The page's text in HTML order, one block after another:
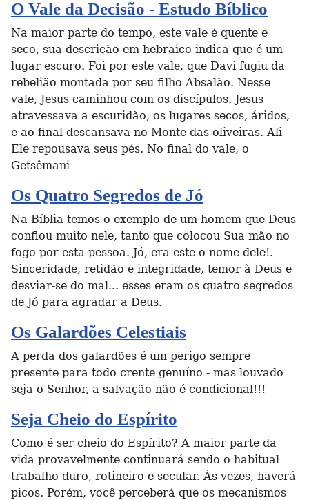
O Vale da Decisão - Estudo Bíblico
Na maior parte do tempo, este vale é quente e
seco, sua descrição em hebraico indica que é um
lugar escuro. Foi por este vale, que Davi fugiu da
rebelião montada por seu filho Absalão. Nesse
vale, Jesus caminhou com os discípulos. Jesus
atravessava a escuridão, os lugares secos, áridos,
e ao final descansava no Monte das oliveiras. Ali
Ele repousava seus pés. No final do vale, o
Getsêmani
Os Quatro Segredos de Jó
Na Bíblia temos o exemplo de um homem que Deus
confiou muito nele, tanto que colocou Sua mão no
fogo por esta pessoa. Jó, era este o nome dele!.
Sinceridade, retidão e integridade, temor à Deus e
desviar-se do mal... esses eram os quatro segredos
de Jó para agradar a Deus.
Os Galardões Celestiais
A perda dos galardões é um perigo sempre
presente para todo crente genuíno - mas louvado
seja o Senhor, a salvação não é condicional!!!
Seja Cheio do Espírito
Como é ser cheio do Espírito? A maior parte da
vida provavelmente continuará sendo o habitual
trabalho duro, rotineiro e secular. Às vezes, haverá
picos. Porém, você perceberá que os mecanismos